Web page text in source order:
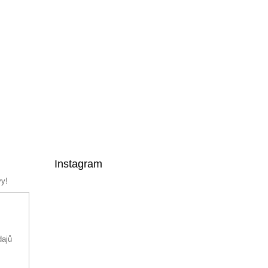
Instagram